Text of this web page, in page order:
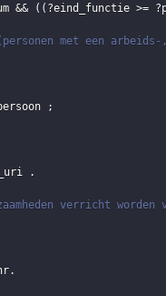
&& ( ( ?eind_functie >=
met een
;
.
verricht worden
.